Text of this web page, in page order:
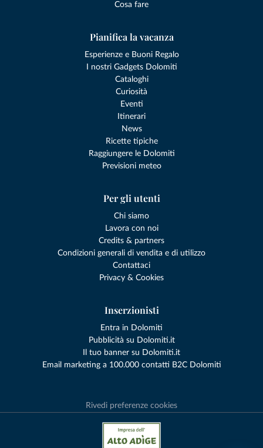
Cosa fare
Pianifica la vacanza
Esperienze e Buoni Regalo
I nostri Gadgets Dolomiti
Cataloghi
Curiosità
Eventi
Itinerari
News
Ricette tipiche
Raggiungere le Dolomiti
Previsioni meteo
Per gli utenti
Chi siamo
Lavora con noi
Credits & partners
Condizioni generali di vendita e di utilizzo
Contattaci
Privacy & Cookies
Inserzionisti
Entra in Dolomiti
Pubblicità su Dolomiti.it
Il tuo banner su Dolomiti.it
Email marketing a 100.000 contatti B2C Dolomiti
Rivedi preferenze cookies